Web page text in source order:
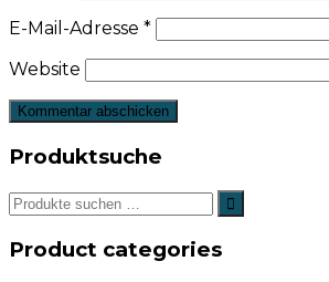
E-Mail-Adresse *
Website
Produktsuche
Product categories